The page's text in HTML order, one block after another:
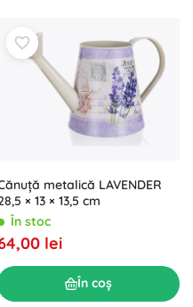
metalică LAVENDER
× 13 × 13,5 cm
În stoc
lei
În coș